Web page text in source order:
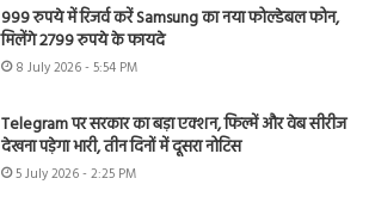
999 रुपये में रिजर्व करें Samsung का नया फोल्डेबल फोन,
मिलेंगे 2799 रुपये के फायदे
8 July 2026 - 5:54 PM
Telegram पर सरकार का बड़ा एक्शन, फिल्में और वेब सीरीज
देखना पड़ेगा भारी, तीन दिनों में दूसरा नोटिस
5 July 2026 - 2:25 PM